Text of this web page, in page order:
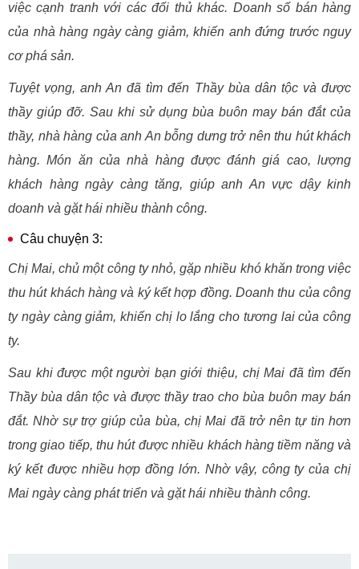
việc cạnh tranh với các đối thủ khác. Doanh số bán hàng
của nhà hàng ngày càng giảm, khiến anh đứng trước nguy
cơ phá sản.
Tuyệt vọng, anh An đã tìm đến Thầy bùa dân tộc và được
thầy giúp đỡ. Sau khi sử dụng bùa buôn may bán đắt của
thầy, nhà hàng của anh An bỗng dưng trở nên thu hút khách
hàng. Món ăn của nhà hàng được đánh giá cao, lượng
khách hàng ngày càng tăng, giúp anh An vực dậy kinh
doanh và gặt hái nhiều thành công.
Câu chuyện 3:
Chị Mai, chủ một công ty nhỏ, gặp nhiều khó khăn trong việc
thu hút khách hàng và ký kết hợp đồng. Doanh thu của công
ty ngày càng giảm, khiến chị lo lắng cho tương lai của công
ty.
Sau khi được một người bạn giới thiệu, chị Mai đã tìm đến
Thầy bùa dân tộc và được thầy trao cho bùa buôn may bán
đắt. Nhờ sự trợ giúp của bùa, chị Mai đã trở nên tự tin hơn
trong giao tiếp, thu hút được nhiều khách hàng tiềm năng và
ký kết được nhiều hợp đồng lớn. Nhờ vậy, công ty của chị
Mai ngày càng phát triển và gặt hái nhiều thành công.